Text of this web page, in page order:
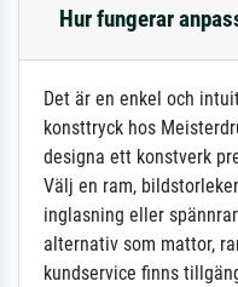
Hur fungerar
Det är en enkel och
konsttryck hos
designa ett konstverk
Välj en ram,
inglasning eller
alternativ som mattor,
kundservice finns